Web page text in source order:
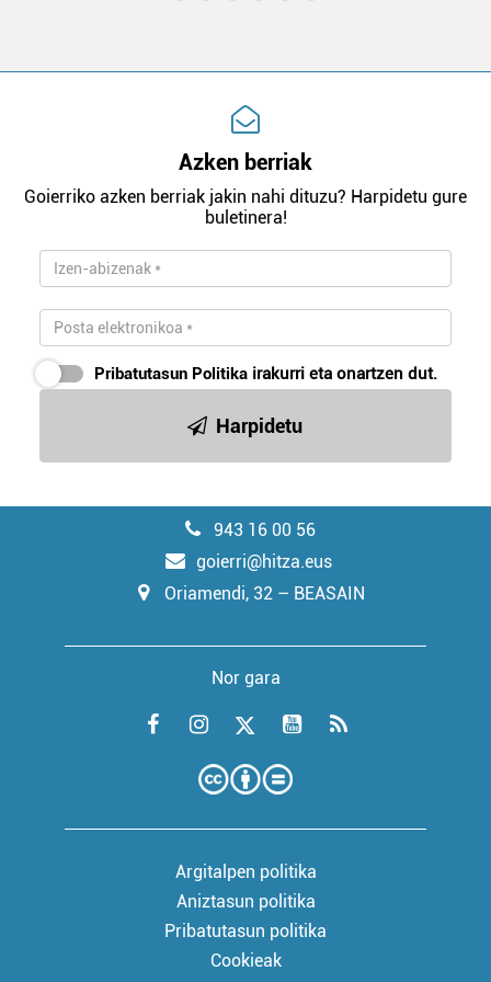
Azken berriak
Goierriko azken berriak jakin nahi dituzu? Harpidetu gure
buletinera!
Pribatutasun Politika irakurri eta onartzen dut.
Harpidetu
943 16 00 56
goierri@hitza.eus
Oriamendi, 32 – BEASAIN
Nor gara
Argitalpen politika
Aniztasun politika
Pribatutasun politika
Cookieak